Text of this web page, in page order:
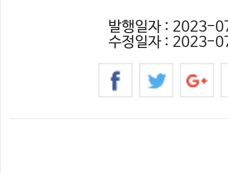
발행일자 : 2023-
수정일자 : 2023-